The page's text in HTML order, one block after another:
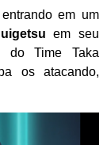
em um
em seu
do Time Taka
os atacando,